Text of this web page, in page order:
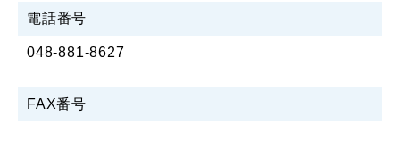
電話番号
048-881-8627
FAX番号